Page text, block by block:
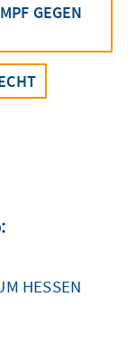
GEGEN
HESSEN